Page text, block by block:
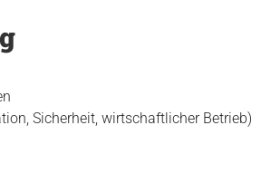
Sicherheit, wirtschaftlicher Betrieb)